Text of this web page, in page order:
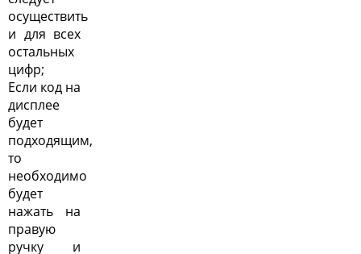
осуществить
и для всех
остальных
цифр;
Если код на
дисплее
будет
подходящим,
то
необходимо
будет
нажать на
правую
ручку и